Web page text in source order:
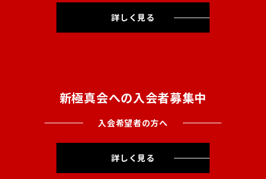
詳しく見る
新極真会への入会者募集中
入会希望者の方へ
詳しく見る